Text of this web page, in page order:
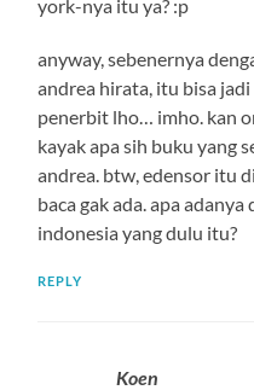
york-nya itu ya? :p
anyway, sebenernya
andrea hirata, itu bisa
penerbit lho… imho. kan
kayak apa sih buku yang
andrea. btw, edensor itu
baca gak ada. apa
indonesia yang dulu itu?
REPLY
Koen